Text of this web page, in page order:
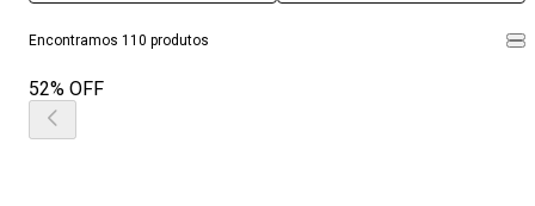
Encontramos 110 produtos
52% OFF